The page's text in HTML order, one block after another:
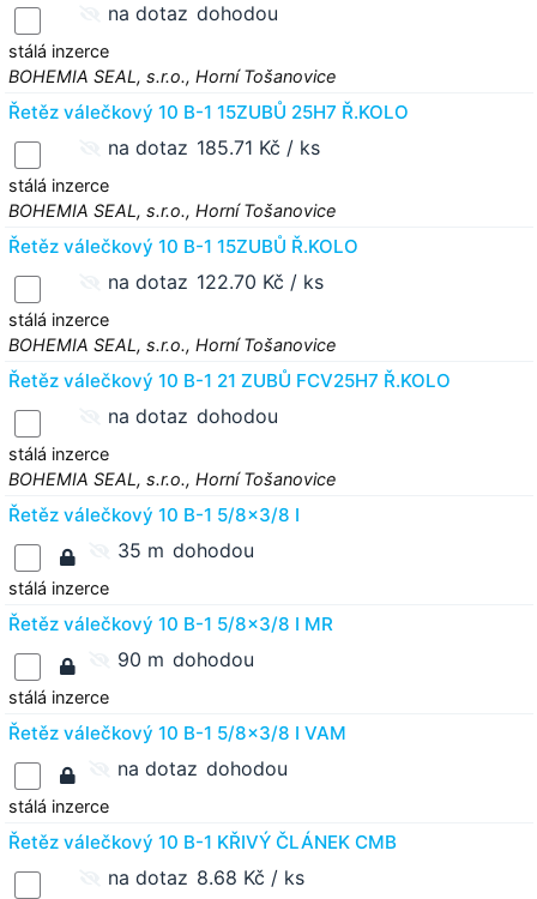
na dotaz dohodou
stálá inzerce
BOHEMIA SEAL, s.r.o., Horní Tošanovice
Řetěz válečkový 10 B-1 15ZUBŮ 25H7 Ř.KOLO
na dotaz 185.71 Kč / ks
stálá inzerce
BOHEMIA SEAL, s.r.o., Horní Tošanovice
Řetěz válečkový 10 B-1 15ZUBŮ Ř.KOLO
na dotaz 122.70 Kč / ks
stálá inzerce
BOHEMIA SEAL, s.r.o., Horní Tošanovice
Řetěz válečkový 10 B-1 21 ZUBŮ FCV25H7 Ř.KOLO
na dotaz dohodou
stálá inzerce
BOHEMIA SEAL, s.r.o., Horní Tošanovice
Řetěz válečkový 10 B-1 5/8x3/8 I
35 m dohodou
stálá inzerce
Řetěz válečkový 10 B-1 5/8x3/8 I MR
90 m dohodou
stálá inzerce
Řetěz válečkový 10 B-1 5/8x3/8 I VAM
na dotaz dohodou
stálá inzerce
Řetěz válečkový 10 B-1 KŘIVÝ ČLÁNEK CMB
na dotaz 8.68 Kč / ks